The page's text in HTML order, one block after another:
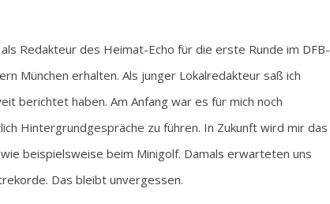
Redakteur des Heimat-Echo für die erste Runde im DFB-
München erhalten. Als junger Lokalredakteur saß ich
berichtet haben. Am Anfang war es für mich noch
Hintergrundgespräche zu führen. In Zukunft wird mir das
beispielsweise beim Minigolf. Damals erwarteten uns
Das bleibt unvergessen.